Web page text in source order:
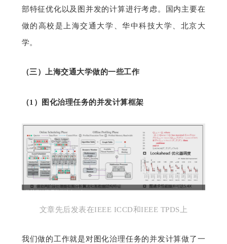
部特征优化以及图并发的计算进行考虑。国内主要在
做的高校是上海交通大学、华中科技大学 、北京大
学。
（三） 上海交通大学做的一些工作
（1）图化治理任务的并发计算框架
文章先后发表在IEEE ICCD和IEEE TPDS上
我们做的工作就是对图化治理任务的并发计算做了一